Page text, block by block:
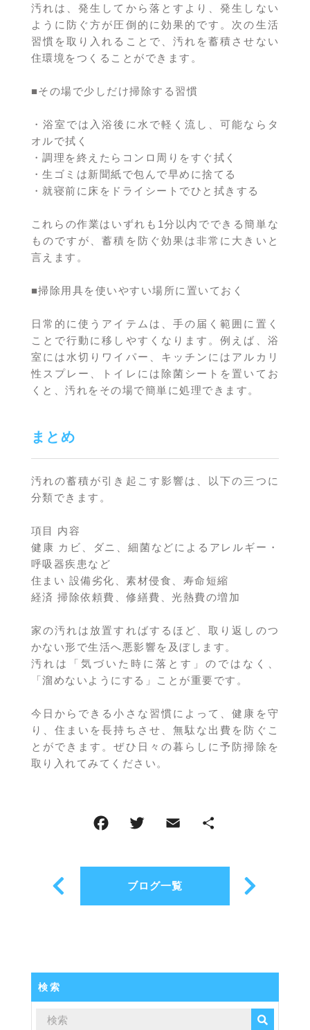
汚れは、発生してから落とすより、発生しない
ように防ぐ方が圧倒的に効果的です。次の生活
習慣を取り入れることで、汚れを蓄積させない
住環境をつくることができます。
■その場で少しだけ掃除する習慣
・浴室では入浴後に水で軽く流し、可能ならタ
オルで拭く
・調理を終えたらコンロ周りをすぐ拭く
・生ゴミは新聞紙で包んで早めに捨てる
・就寝前に床をドライシートでひと拭きする
これらの作業はいずれも1分以内でできる簡単な
ものですが、蓄積を防ぐ効果は非常に大きいと
言えます。
■掃除用具を使いやすい場所に置いておく
日常的に使うアイテムは、手の届く範囲に置く
ことで行動に移しやすくなります。例えば、浴
室には水切りワイパー、キッチンにはアルカリ
性スプレー、トイレには除菌シートを置いてお
くと、汚れをその場で簡単に処理できます。
まとめ
汚れの蓄積が引き起こす影響は、以下の三つに
分類できます。
項目 内容
健康 カビ、ダニ、細菌などによるアレルギー・
呼吸器疾患など
住まい 設備劣化、素材侵食、寿命短縮
経済 掃除依頼費、修繕費、光熱費の増加
家の汚れは放置すればするほど、取り返しのつ
かない形で生活へ悪影響を及ぼします。
汚れは「気づいた時に落とす」のではなく、
「溜めないようにする」ことが重要です。
今日からできる小さな習慣によって、健康を守
り、住まいを長持ちさせ、無駄な出費を防ぐこ
とができます。ぜひ日々の暮らしに予防掃除を
取り入れてみてください。
ブログ一覧
検索